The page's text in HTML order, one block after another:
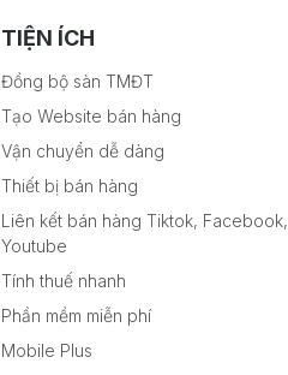
TIỆN ÍCH
Đồng bộ sàn TMĐT
Tạo Website bán hàng
Vận chuyển dễ dàng
Thiết bị bán hàng
Liên kết bán hàng Tiktok, Facebook,
Youtube
Tính thuế nhanh
Phần mềm miễn phí
Mobile Plus